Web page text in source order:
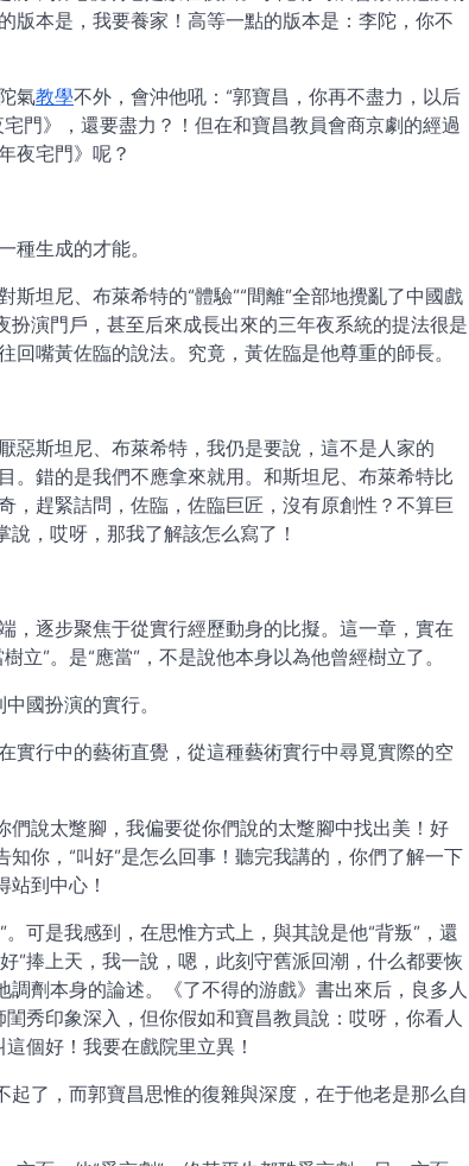
版本是，我要養家！高等一點的版本是：李陀，你不
氣教學不外，會沖他吼：“郭寶昌，你再不盡力，以后
門》，還要盡力？！但在和寶昌教員會商京劇的經過
夜宅門》呢？
生成的才能。
坦尼、布萊希特的“體驗”“間離”全部地攪亂了中國戲
演門戶，甚至后來成長出來的三年夜系統的提法很是
嘴黃佐臨的說法。究竟，黃佐臨是他尊重的師長。
惡斯坦尼、布萊希特，我仍是要說，這不是人家的
。錯的是我們不應拿來就用。和斯坦尼、布萊希特比
，趕緊詰問，佐臨，佐臨巨匠，沒有原創性？不算巨
，哎呀，那我了解該怎么寫了！
，逐步聚焦于從實行經歷動身的比擬。這一章，實在
”。是“應當”，不是說他本身以為他曾經樹立了。
國扮演的實行。
實行中的藝術直覺，從這種藝術實行中尋覓實際的空
說太蹩腳，我偏要從你們說的太蹩腳中找出美！好
你，“叫好”是怎么回事！聽完我講的，你們了解一下
到中心！
可是我感到，在思惟方式上，與其說是他“背叛”，還
”捧上天，我一說，嗯，此刻守舊派回潮，什么都要恢
劑本身的論述。《了不得的游戲》書出來后，良多人
秀印象深入，但你假如和寶昌教員說：哎呀，你看人
個好！我要在戲院里立異！
了，而郭寶昌思惟的復雜與深度，在于他老是那么自